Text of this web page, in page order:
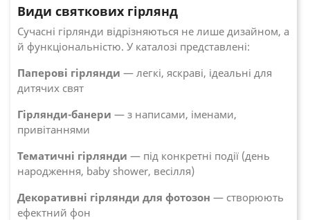
Види святкових гірлянд
Сучасні гірлянди відрізняються не лише дизайном, а
й функціональністю. У каталозі представлені:
Паперові гірлянди — легкі, яскраві, ідеальні для
дитячих свят
Гірлянди-банери — з написами, іменами,
привітаннями
Тематичні гірлянди — під конкретні події (день
народження, baby shower, весілля)
Декоративні гірлянди для фотозон — створюють
ефектний фон